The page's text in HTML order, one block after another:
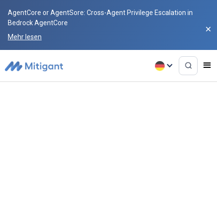
AgentCore or AgentSore: Cross-Agent Privilege Escalation in
Bedrock AgentCore
Mehr lesen